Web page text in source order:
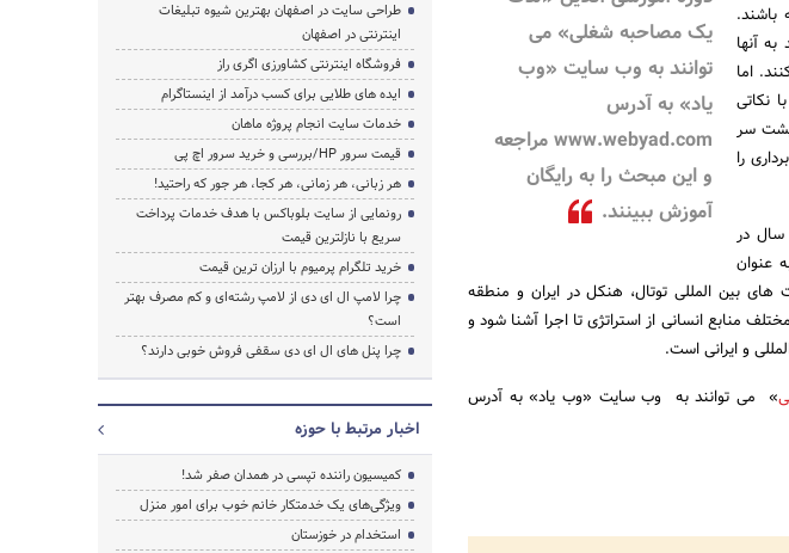
یک مصاحبه شغلی» می
توانند به وب سایت «وب
یاد» به آدرس
www.webyad.com مراجعه
و این مبحث را به رایگان
آموزش ببینند.
باشند.
به آنها
اما
نکاتی
پشت سر
را
سال در
وی سابقه فعالیت 9ساله به عنوان
های بین المللی توتال، هنکل در ایران و منطقه
منابع انسانی از استراتژی تا اجرا آشنا شود و
و ایرانی است.
» می توانند به وب سایت «وب یاد» به آدرس
طراحی سایت در اصفهان بهترین شیوه تبلیغات
اینترنتی در اصفهان
فروشگاه اینترنتی کشاورزی اگری راز
ایده های طلایی برای کسب درآمد از اینستاگرام
خدمات سایت انجام پروژه ماهان
قیمت سرور HP/بررسی و خرید سرور اچ پی
هر زبانی، هر زمانی، هر کجا، هر جور که راحتید!
رونمایی از سایت بلوباکس با هدف خدمات پرداخت
سریع با نازلترین قیمت
خرید تلگرام پرمیوم با ارزان ترین قیمت
چرا لامپ ال ای دی از لامپ رشته‌ای و کم مصرف بهتر
است؟
چرا پنل های ال ای دی سقفی فروش خوبی دارند؟
اخبار مرتبط با حوزه
کمیسیون راننده تپسی در همدان صفر شد!
ویژگی‌های یک خدمتکار خانم خوب برای امور منزل
استخدام در خوزستان